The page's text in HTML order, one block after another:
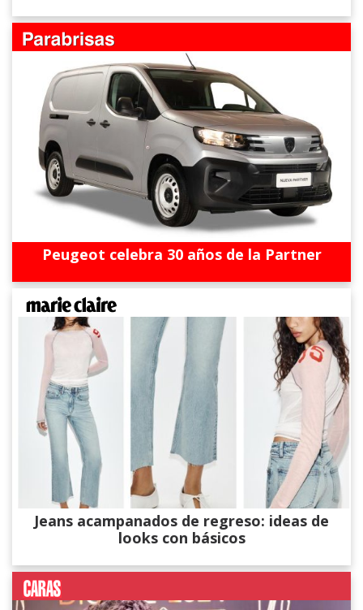
Peugeot celebra 30 años de la Partner
Jeans acampanados de regreso: ideas de
looks con básicos